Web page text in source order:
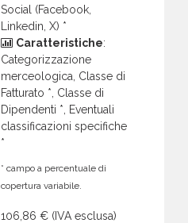
Social (Facebook,
Linkedin, X) *
Caratteristiche:
Categorizzazione
merceologica, Classe di
Fatturato *, Classe di
Dipendenti *, Eventuali
classificazioni specifiche
*
* campo a percentuale di
copertura variabile.
106,86 € (IVA esclusa)